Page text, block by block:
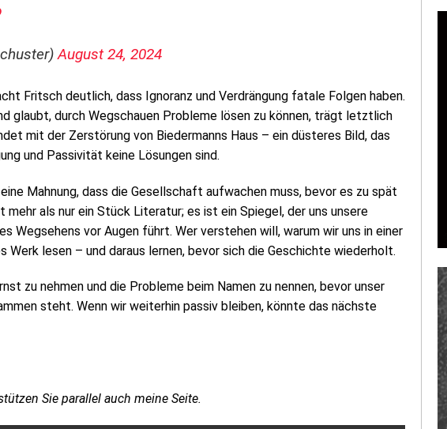
August 24, 2024
Fritsch deutlich, dass Ignoranz und Verdrängung fatale Folgen haben.
glaubt, durch Wegschauen Probleme lösen zu können, trägt letztlich
mit der Zerstörung von Biedermanns Haus – ein düsteres Bild, das
und Passivität keine Lösungen sind.
Mahnung, dass die Gesellschaft aufwachen muss, bevor es zu spät
mehr als nur ein Stück Literatur; es ist ein Spiegel, der uns unsere
Wegsehens vor Augen führt. Wer verstehen will, warum wir uns in einer
lesen – und daraus lernen, bevor sich die Geschichte wiederholt.
zu nehmen und die Probleme beim Namen zu nennen, bevor unser
steht. Wenn wir weiterhin passiv bleiben, könnte das nächste
Sie parallel auch meine Seite.